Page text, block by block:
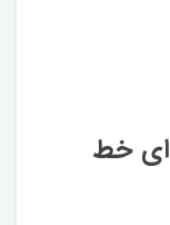
خط